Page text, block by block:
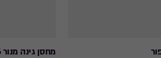
מחסן גינה מנור Manor 6X6 פנט - אפור